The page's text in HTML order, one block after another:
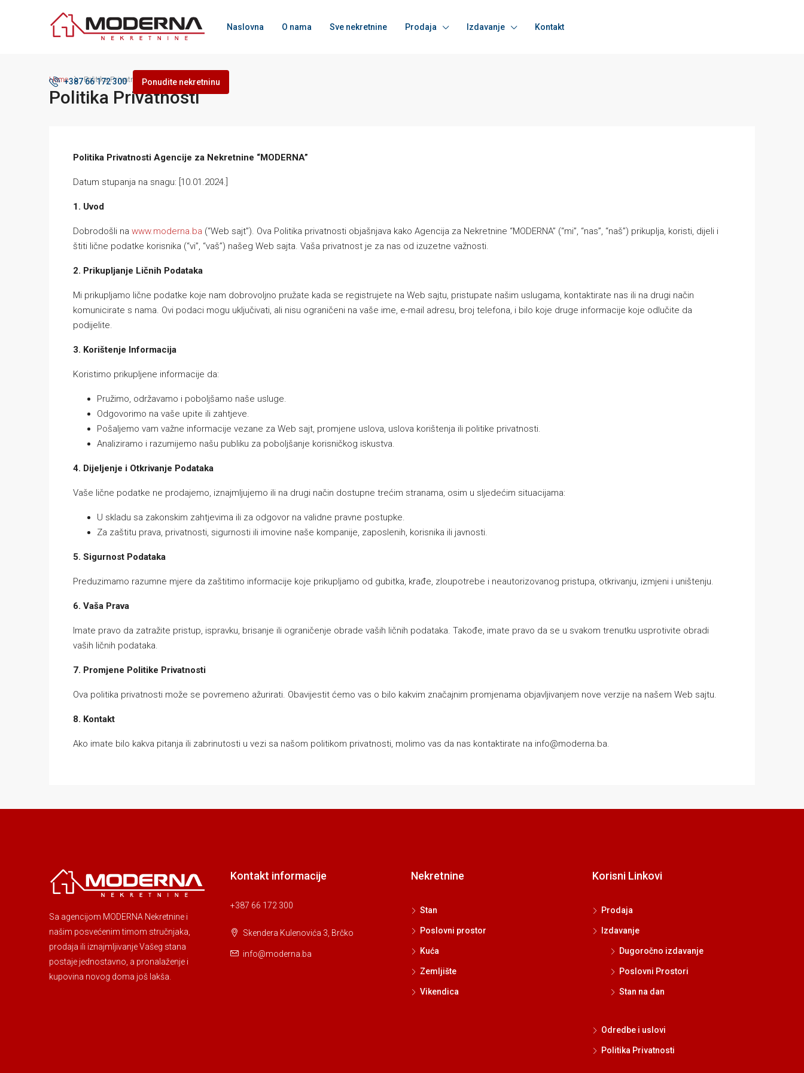
Naslovna O nama Sve nekretnine Prodaja Izdavanje Kontakt
+387 66 172 300 Ponudite nekretninu
Home Politika Privatnosti
Politika Privatnosti
Politika Privatnosti Agencije za Nekretnine “MODERNA”
Datum stupanja na snagu: [10.01.2024.]
1. Uvod
Dobrodošli na www.moderna.ba (“Web sajt”). Ova Politika privatnosti objašnjava kako Agencija za Nekretnine “MODERNA” (“mi”, “nas”, “naš”) prikuplja, koristi, dijeli i
štiti lične podatke korisnika (“vi”, “vaš”) našeg Web sajta. Vaša privatnost je za nas od izuzetne važnosti.
2. Prikupljanje Ličnih Podataka
Mi prikupljamo lične podatke koje nam dobrovoljno pružate kada se registrujete na Web sajtu, pristupate našim uslugama, kontaktirate nas ili na drugi način
komunicirate s nama. Ovi podaci mogu uključivati, ali nisu ograničeni na vaše ime, e-mail adresu, broj telefona, i bilo koje druge informacije koje odlučite da
podijelite.
3. Korištenje Informacija
Koristimo prikupljene informacije da:
Pružimo, održavamo i poboljšamo naše usluge.
Odgovorimo na vaše upite ili zahtjeve.
Pošaljemo vam važne informacije vezane za Web sajt, promjene uslova, uslova korištenja ili politike privatnosti.
Analiziramo i razumijemo našu publiku za poboljšanje korisničkog iskustva.
4. Dijeljenje i Otkrivanje Podataka
Vaše lične podatke ne prodajemo, iznajmljujemo ili na drugi način dostupne trećim stranama, osim u sljedećim situacijama:
U skladu sa zakonskim zahtjevima ili za odgovor na validne pravne postupke.
Za zaštitu prava, privatnosti, sigurnosti ili imovine naše kompanije, zaposlenih, korisnika ili javnosti.
5. Sigurnost Podataka
Preduzimamo razumne mjere da zaštitimo informacije koje prikupljamo od gubitka, krađe, zloupotrebe i neautorizovanog pristupa, otkrivanju, izmjeni i uništenju.
6. Vaša Prava
Imate pravo da zatražite pristup, ispravku, brisanje ili ograničenje obrade vaših ličnih podataka. Takođe, imate pravo da se u svakom trenutku usprotivite obradi
vaših ličnih podataka.
7. Promjene Politike Privatnosti
Ova politika privatnosti može se povremeno ažurirati. Obavijestit ćemo vas o bilo kakvim značajnim promjenama objavljivanjem nove verzije na našem Web sajtu.
8. Kontakt
Ako imate bilo kakva pitanja ili zabrinutosti u vezi sa našom politikom privatnosti, molimo vas da nas kontaktirate na info@moderna.ba.
Sa agencijom MODERNA Nekretnine i
našim posvećenim timom stručnjaka,
prodaja ili iznajmljivanje Vašeg stana
postaje jednostavno, a pronalaženje i
kupovina novog doma još lakša.
Kontakt informacije
+387 66 172 300
Skendera Kulenovića 3, Brčko
info@moderna.ba
Nekretnine
Stan
Poslovni prostor
Kuća
Zemljište
Vikendica
Korisni Linkovi
Prodaja
Izdavanje
Dugoročno izdavanje
Poslovni Prostori
Stan na dan
Odredbe i uslovi
Politika Privatnosti